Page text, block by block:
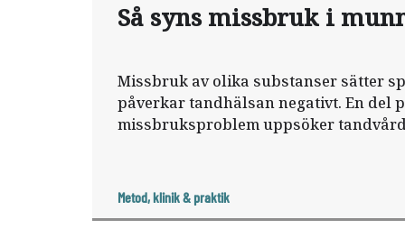
Så syns missbruk i
Missbruk av olika substanser sätter
påverkar tandhälsan negativt. En del
missbruksproblem uppsöker
Metod, klinik & praktik